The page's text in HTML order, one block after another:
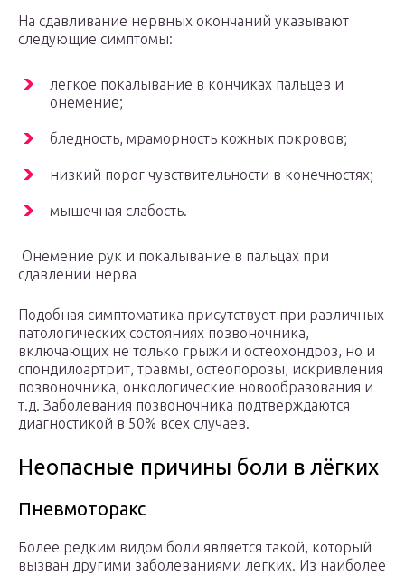
На сдавливание нервных окончаний указывают
следующие симптомы:
легкое покалывание в кончиках пальцев и
онемение;
бледность, мраморность кожных покровов;
низкий порог чувствительности в конечностях;
мышечная слабость.
Онемение рук и покалывание в пальцах при
сдавлении нерва
Подобная симптоматика присутствует при различных
патологических состояниях позвоночника,
включающих не только грыжи и остеохондроз, но и
спондилоартрит, травмы, остеопорозы, искривления
позвоночника, онкологические новообразования и
т.д. Заболевания позвоночника подтверждаются
диагностикой в 50% всех случаев.
Неопасные причины боли в лёгких
Пневмоторакс
Более редким видом боли является такой, который
вызван другими заболеваниями легких. Из наиболее